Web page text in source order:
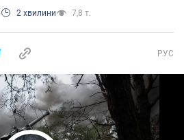
2 хвилини 7,8 т.
РУС